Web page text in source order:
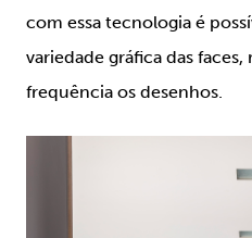
com essa tecnologia é
variedade gráfica das
frequência os desenhos.